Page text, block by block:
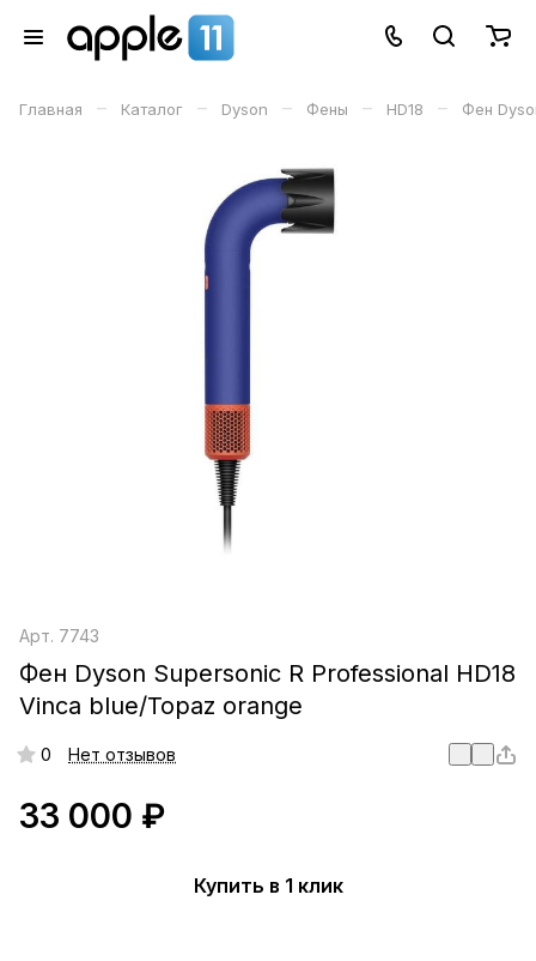
Главная – Каталог – Dyson – Фены – HD18 – Фен
Арт. 7743
Фен Dyson Supersonic R Professional HD18
Vinca blue/Topaz orange
0 Нет отзывов
33 000 ₽
Купить в 1 клик